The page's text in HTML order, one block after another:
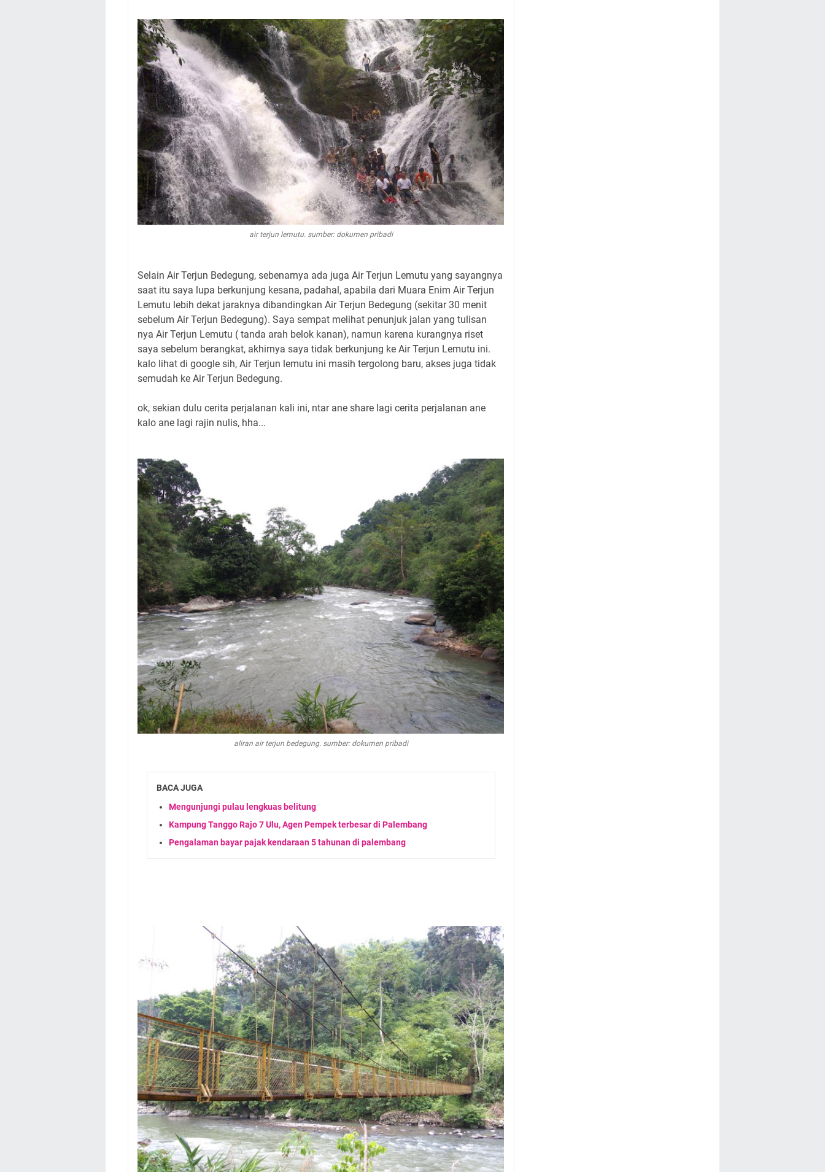
air terjun lemutu. sumber: dokumen pribadi
Selain Air Terjun Bedegung, sebenarnya ada juga Air Terjun Lemutu yang sayangnya
saat itu saya lupa berkunjung kesana, padahal, apabila dari Muara Enim Air Terjun
Lemutu lebih dekat jaraknya dibandingkan Air Terjun Bedegung (sekitar 30 menit
sebelum Air Terjun Bedegung). Saya sempat melihat penunjuk jalan yang tulisan
nya Air Terjun Lemutu ( tanda arah belok kanan), namun karena kurangnya riset
saya sebelum berangkat, akhirnya saya tidak berkunjung ke Air Terjun Lemutu ini.
kalo lihat di google sih, Air Terjun lemutu ini masih tergolong baru, akses juga tidak
semudah ke Air Terjun Bedegung.
ok, sekian dulu cerita perjalanan kali ini, ntar ane share lagi cerita perjalanan ane
kalo ane lagi rajin nulis, hha...
aliran air terjun bedegung. sumber: dokumen pribadi
BACA JUGA
Mengunjungi pulau lengkuas belitung
Kampung Tanggo Rajo 7 Ulu, Agen Pempek terbesar di Palembang
Pengalaman bayar pajak kendaraan 5 tahunan di palembang